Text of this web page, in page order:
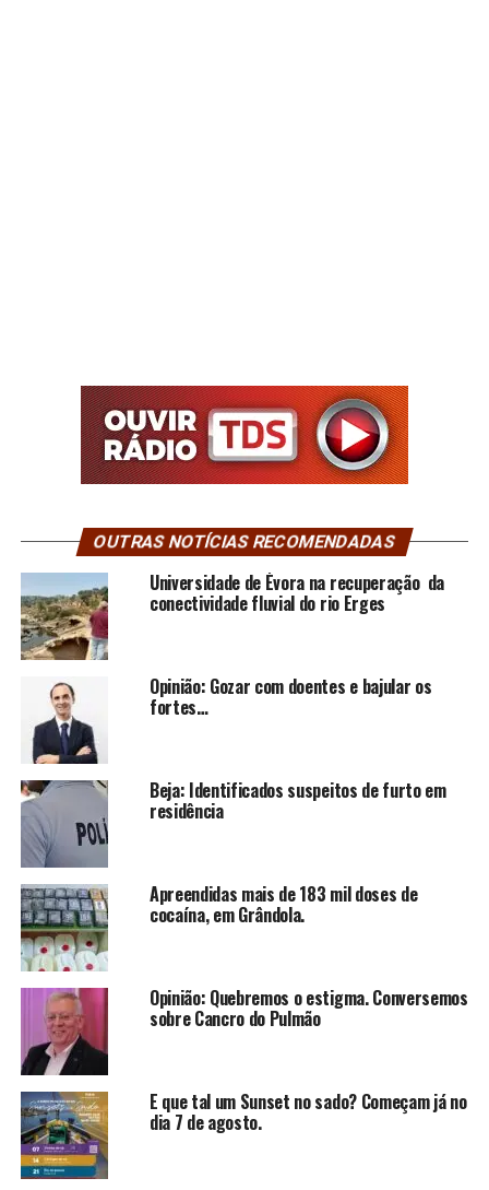
OUTRAS NOTÍCIAS RECOMENDADAS
Universidade de Évora na recuperação da
conectividade fluvial do rio Erges
Opinião: Gozar com doentes e bajular os
fortes…
Beja: Identificados suspeitos de furto em
residência
Apreendidas mais de 183 mil doses de
cocaína, em Grândola.
Opinião: Quebremos o estigma. Conversemos
sobre Cancro do Pulmão
E que tal um Sunset no sado? Começam já no
dia 7 de agosto.